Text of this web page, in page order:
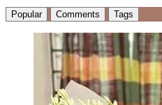
Popular Comments Tags